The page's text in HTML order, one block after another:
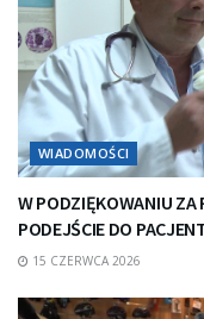
WIADOMOŚCI
W PODZIĘKOWANIU ZA
PODEJŚCIE DO
15 CZERWCA 2026